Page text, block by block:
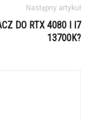
Następny artykuł
DO RTX 4080 I I7
13700K?